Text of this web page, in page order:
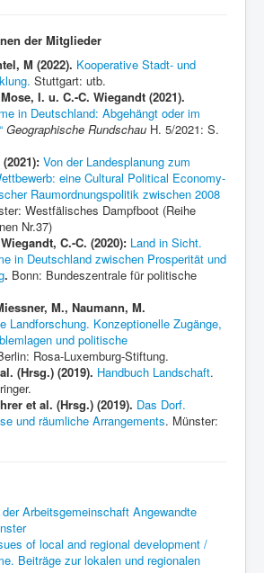
der Mitglieder
M (2022). Kooperative Stadt- und
Stuttgart: utb.
I. u. C.-C. Wiegandt (2021).
in Deutschland: Abgehängt oder im
Geographische Rundschau H. 5/2021: S.
Von der Landesplanung zum
eine Cultural Political Economy-
Raumordnungspolitik zwischen 2008
Westfälisches Dampfboot (Reihe
Nr.37)
C.-C. (2020): Land in Sicht.
in Deutschland zwischen Prosperität und
. Bonn: Bundeszentrale für politische
M., Naumann, M.
Landforschung. Konzeptionelle Zugänge,
und politische
Rosa-Luxemburg-Stiftung.
(Hrsg.) (2019). Handbuch Landschaft.
et al. (Hrsg.) (2019). Das Dorf.
und räumliche Arrangements. Münster:
Arbeitsgemeinschaft Angewandte
of local and regional development /
Beiträge zur lokalen und regionalen